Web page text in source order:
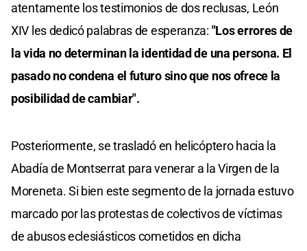
atentamente los testimonios de dos reclusas, León
XIV les dedicó palabras de esperanza: "Los errores de
la vida no determinan la identidad de una persona. El
pasado no condena el futuro sino que nos ofrece la
posibilidad de cambiar".
Posteriormente, se trasladó en helicóptero hacia la
Abadía de Montserrat para venerar a la Virgen de la
Moreneta. Si bien este segmento de la jornada estuvo
marcado por las protestas de colectivos de víctimas
de abusos eclesiásticos cometidos en dicha